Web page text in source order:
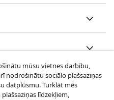
mūsu vietnes darbību,
nodrošinātu sociālo plašsaziņas
datplūsmu. Turklāt mēs
līdzekļiem,